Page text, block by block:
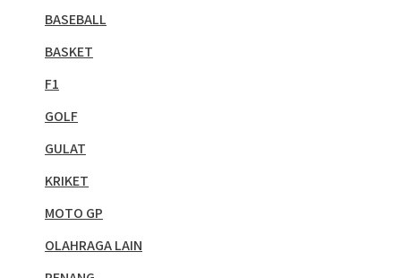
BASEBALL
BASKET
F1
GOLF
GULAT
KRIKET
MOTO GP
OLAHRAGA LAIN